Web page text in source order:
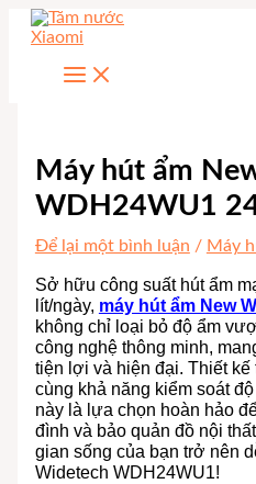
Nhảy
nội
Máy hút ẩm
WDH24WU1
Để lại một bình luận / Máy
Sở hữu công suất hút ẩm
lít/ngày, máy hút ẩm New
không chỉ loại bỏ độ ẩm
công nghệ thông minh,
tiện lợi và hiện đại. Thiết kế
cùng khả năng kiểm soát
này là lựa chọn hoàn hảo
đình và bảo quản đồ nội
gian sống của bạn trở nên
Widetech WDH24WU1!